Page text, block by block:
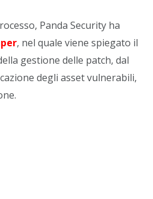
Panda Security ha
, nel quale viene spiegato il
gestione delle patch, dal
degli asset vulnerabili,